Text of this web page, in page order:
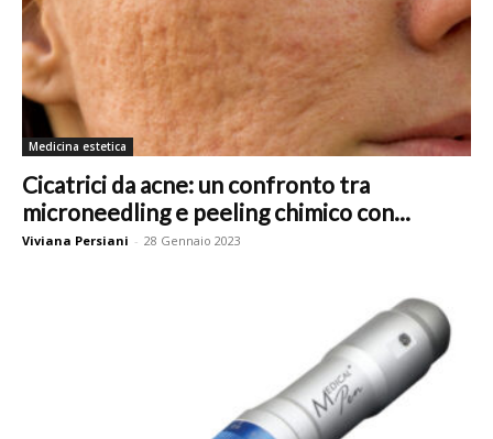
Medicina estetica
Cicatrici da acne: un confronto tra
microneedling e peeling chimico con...
Viviana Persiani - 28 Gennaio 2023